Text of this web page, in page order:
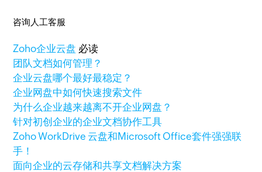
咨询人工客服
Zoho企业云盘 必读
团队文档如何管理？
企业云盘哪个最好最稳定？
企业网盘中如何快速搜索文件
为什么企业越来越离不开企业网盘？
针对初创企业的企业文档协作工具
Zoho WorkDrive 云盘和Microsoft Office套件强强联
手！
面向企业的云存储和共享文档解决方案